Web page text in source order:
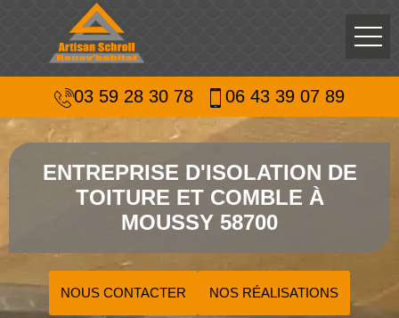
03 59 28 30 78 06 43 39 07 89
ENTREPRISE D'ISOLATION DE
TOITURE ET COMBLE À
MOUSSY 58700
NOUS CONTACTER NOS RÉALISATIONS